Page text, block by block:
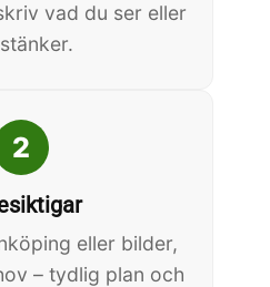
vad du ser eller
2
eller bilder,
– tydlig plan och